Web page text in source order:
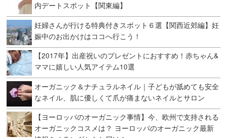
内デートスポット【関東編】
妊婦さんが行ける特典付きスポット６選【関西近郊編】妊
娠中のお出かけはココへ行こう！
【2017年】出産祝いのプレゼントにおすすめ！赤ちゃん&
ママに嬉しい人気アイテム10選
オーガニック＆ナチュラルネイル｜子どもが舐めても安全
なネイル、肌に優しくて爪が痛まないネイルとサロン
【ヨーロッパのオーガニック事情】今、欧州で支持される
オーガニックコスメは？ ヨーロッパのオーガニック最新